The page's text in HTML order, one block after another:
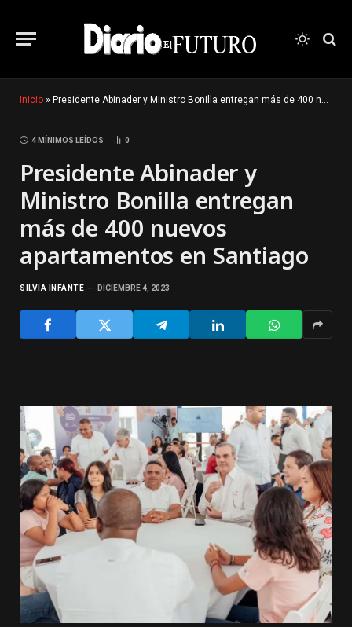
Inicio » Presidente Abinader y Ministro Bonilla entregan más de 400 nuevos apartamentos en Santiago
4 MÍNIMOS LEÍDOS 0
Presidente Abinader y
Ministro Bonilla entregan
más de 400 nuevos
apartamentos en Santiago
SILVIA INFANTE DICIEMBRE 4, 2023